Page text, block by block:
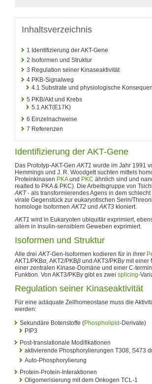
Inhaltsverzeichnis
1 Identifizierung der AKT-Gene
2 Isoformen und Struktur
3 Regulation seiner Kinaseaktivität
4 PKB-Signalweg
4.1 Substrate und physiologische
5 PKB/Akt und Krebs
5.1 AKT(E17K)
6 Einzelnachweise
7 Referenzen
Identifizierung der AKT-Gene
Das Prototyp-AKT-GenAKT1 wurde im Jahr 1991
Hemmings und J. R. Woodgett suchten mittels
Proteinkinasen PKAund PKC ähnlich sind und
realted to PKA & PKC). Die Arbeitsgruppe von
AKT- als transformierendes Agens in dem
virale Gegenstück zur eukaryotischen Serin/
homologe IsoformenAKT2 undAKT3 kloniert.
AKT1 wird in Eukaryoten ubiquitär exprimiert,
allem in Insulin-sensiblem Geweben exprimiert.
Isoformen und Struktur
Alle dreiAKT-Gen-Isoformen kodieren für in ihrer
AKT1/PKBα, AKT2/PKBβ und AKT3/PKBγmit einer
einer zentralen Kinase-Domäne und einer C-
Funktion. Von AKT3/PKBγgibt es zwei splicing-
Regulation seiner Kinaseaktivität
Für eine adäquate Zellhomeostase muss die
werden:
Sekundäre Botenstoffe (Phospholipid-Derivate)
PIP3
Post-translationale Modifikationen
aktivierende Phosphorylierungen T308, S473
Auto-Phosphorylierung
Protein-Protein-Interaktionen
Oligomerisierung mit dem Onkogen TCL-1